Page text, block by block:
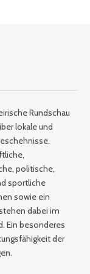
Rundschau
lokale und
politische,
sportliche
sowie ein
dabei im
Ein besonderes
der